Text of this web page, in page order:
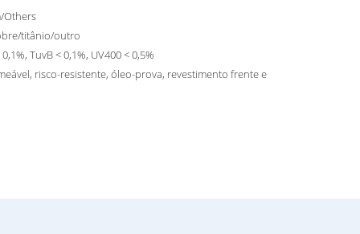
Others
titânio/outro
TuvB < 0,1%, UV400 < 0,5%
risco-resistente, óleo-prova, revestimento frente e